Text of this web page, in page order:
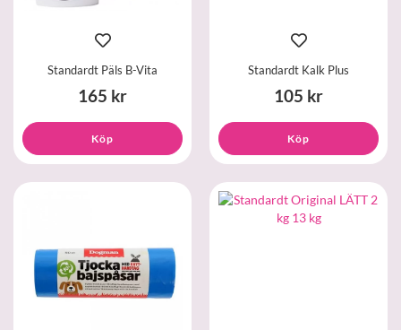
Standardt Päls B-Vita
165 kr
Köp
Standardt Kalk Plus
105 kr
Köp